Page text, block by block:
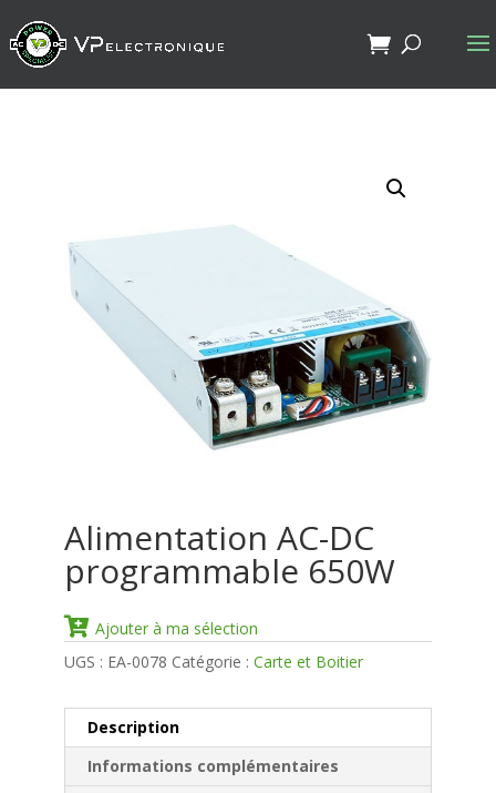
Alimentation AC-DC
programmable 650W
Ajouter à ma sélection
UGS : EA-0078 Catégorie : Carte et Boitier
Description
Informations complémentaires